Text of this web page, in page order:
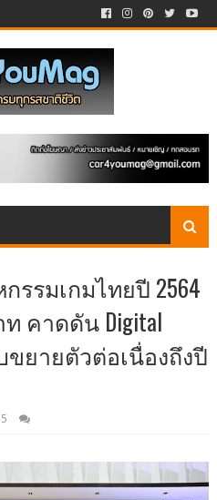
รรมเกมไทยปี 2564
คาดดัน Digital
ขยายตัวต่อเนื่องถึงปี